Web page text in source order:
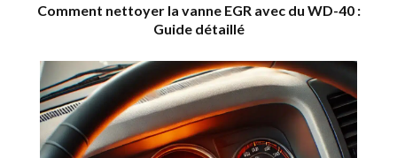
Comment nettoyer la vanne EGR avec du WD-40 :
Guide détaillé